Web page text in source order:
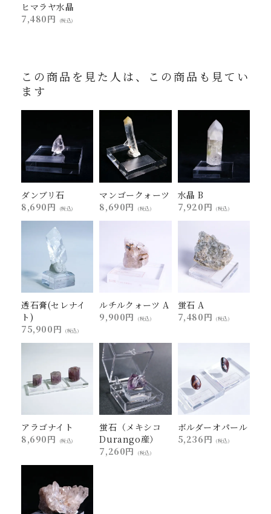
ヒマラヤ水晶
7,480円
(税込)
この商品を見た人は、この商品も見てい
ます
ダンブリ石
8,690円
(税込)
マンゴークォーツ
8,690円
(税込)
水晶 B
7,920円
(税込)
透石膏(セレナイ
ト)
75,900円
(税込)
ルチルクォーツ A
9,900円
(税込)
蛍石 A
7,480円
(税込)
アラゴナイト
8,690円
(税込)
蛍石（メキシコ
Durango産）
7,260円
(税込)
ボルダーオパール
5,236円
(税込)